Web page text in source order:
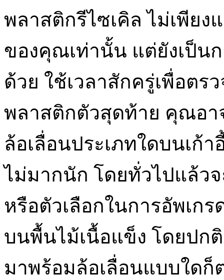
พลาสติกรีไซเคิล ไม่เพีย
ของคุณเท่านั้น แต่ยังเป็น
ด้วย ใช้เวลาสักครู่เพื่อต
พลาสติกตัวสุดท้าย คุณอา
ล้อเลื่อนประเภทใดบนเก้
ไม่มากนัก โดยทั่วไปแล้ว
หรือตัวเลือกในการอัพเก
บนพื้นไม้เนื้อแข็ง โดยปก
มาพร้อมล้อเลื่อนแบบใด